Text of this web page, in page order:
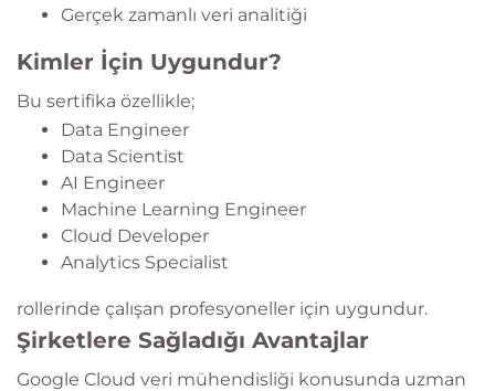
Gerçek zamanlı veri analitiği
Kimler İçin Uygundur?
Bu sertifika özellikle;
Data Engineer
Data Scientist
AI Engineer
Machine Learning Engineer
Cloud Developer
Analytics Specialist
rollerinde çalışan profesyoneller için uygundur.
Şirketlere Sağladığı Avantajlar
Google Cloud veri mühendisliği konusunda uzman